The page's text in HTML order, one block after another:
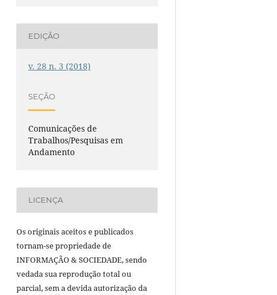
EDIÇÃO
v. 28 n. 3 (2018)
SEÇÃO
Comunicações de
Trabalhos/Pesquisas em
Andamento
LICENÇA
Os originais aceitos e publicados
tornam-se propriedade de
INFORMAÇÃO & SOCIEDADE, sendo
vedada sua reprodução total ou
parcial, sem a devida autorização da